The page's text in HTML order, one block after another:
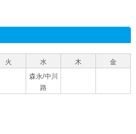
火 水 木
金
森永/中川
路